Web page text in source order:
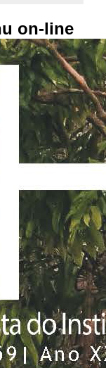
on-line